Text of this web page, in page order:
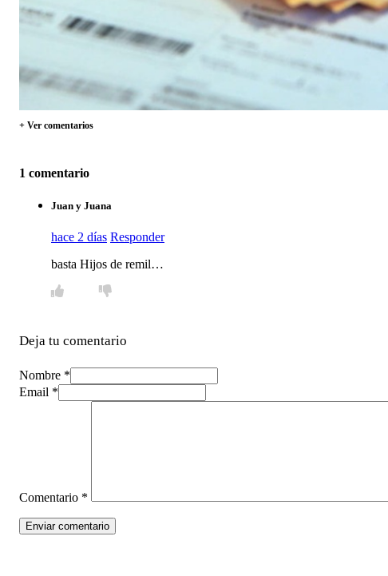
+ Ver comentarios
1 comentario
Juan y Juana
hace 2 días Responder
basta Hijos de remil…
Deja tu comentario
Nombre *
Email *
Comentario *